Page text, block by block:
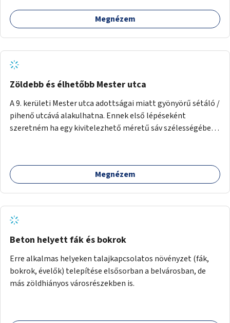
Megnézem
Zöldebb és élhetőbb Mester utca
A 9. kerületi Mester utca adottságai miatt gyönyörű sétáló /
pihenő utcává alakulhatna. Ennek első lépéseként
szeretném ha egy kivitelezhető méretű sáv szélességében
platán fák között. A lakók, boltok és vendéglátó helyek
együttműködését kérnénk abban, hogy ez a zöld sáv ne
addig, amíg komolyabb forgalomcsillapítások és zöldítések
nem létesülnek a Mester utcában.
Megnézem
Beton helyett fák és bokrok
Erre alkalmas helyeken talajkapcsolatos növényzet (fák,
bokrok, évelők) telepítése elsősorban a belvárosban, de
más zöldhiányos városrészekben is.